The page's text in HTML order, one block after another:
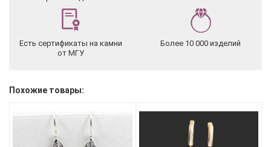
Есть сертификаты на камни
от МГУ
Более 10 000 изделий
Похожие товары: